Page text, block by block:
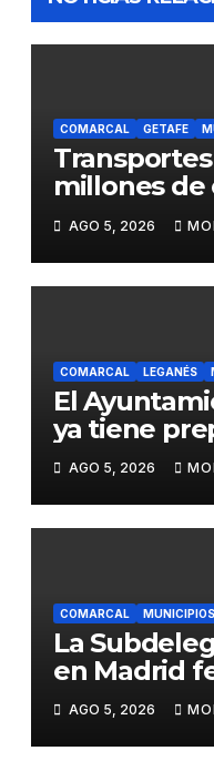
COMARCAL GETAFE
millones de
para
del
A-4 en
AGO 5, 2026
COMARCAL LEGANÉS
El
ya tiene
dispositivos
de limpieza
de
AGO 5, 2026
COMARCAL MUNICIPIOS
La
en Madrid
su
en las
AGO 5, 2026